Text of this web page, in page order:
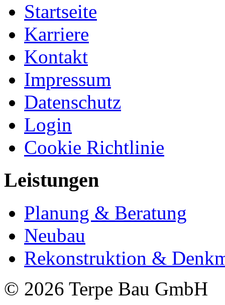
Startseite
Karriere
Kontakt
Impressum
Datenschutz
Login
Cookie Richtlinie
Leistungen
Planung & Beratung
Neubau
Rekonstruktion &
© 2026 Terpe Bau GmbH